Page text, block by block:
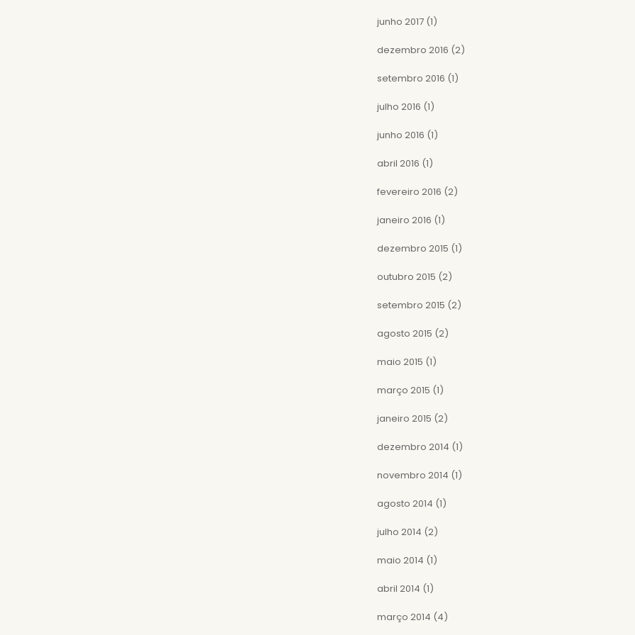
junho 2017(1)
dezembro 2016 (2)
setembro 2016 (1)
julho 2016 (1)
junho 2016 (1)
abril 2016 (1)
fevereiro 2016 (2)
janeiro 2016 (1)
dezembro 2015 (1)
outubro 2015 (2)
setembro 2015 (2)
agosto 2015 (2)
maio 2015 (1)
março 2015 (1)
janeiro 2015 (2)
dezembro 2014 (1)
novembro 2014 (1)
agosto 2014 (1)
julho 2014 (2)
maio 2014 (1)
abril 2014 (1)
março 2014 (4)